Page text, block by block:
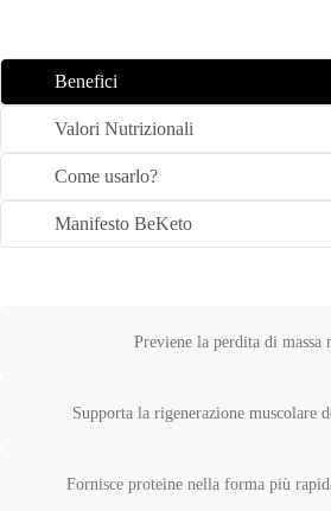
Benefici
Valori Nutrizionali
Come usarlo?
Manifesto BeKeto
Previene la perdita di massa
Supporta la rigenerazione muscolare
Fornisce proteine nella forma più